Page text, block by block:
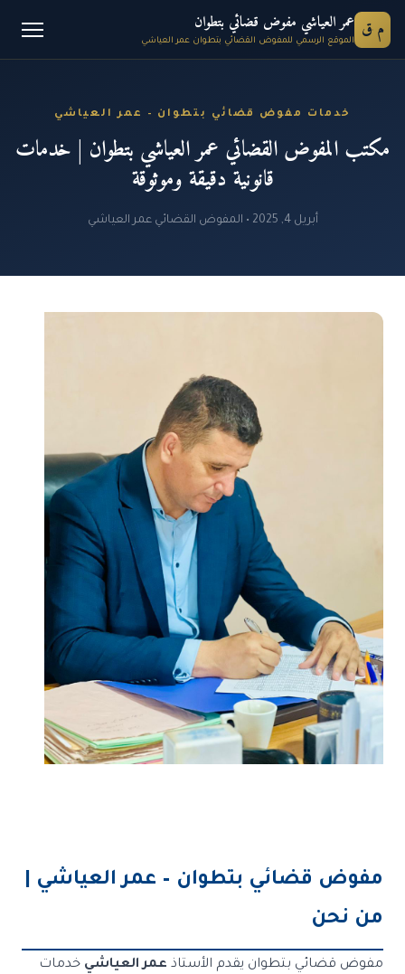
م ق عمر العياشي مفوض قضائي بتطوان
الموقع الرسمي للمفوض القضائي بتطوان عمر العياشي
خدمات مفوض قضائي بتطوان – عمر العياشي
مكتب المفوض القضائي عمر العياشي بتطوان | خدمات
قانونية دقيقة وموثوقة
أبريل 4, 2025 • المفوض القضائي عمر العياشي
مفوض قضائي بتطوان – عمر العياشي |
من نحن
مفوض قضائي بتطوان يقدم الأستاذ عمر العياشي خدمات